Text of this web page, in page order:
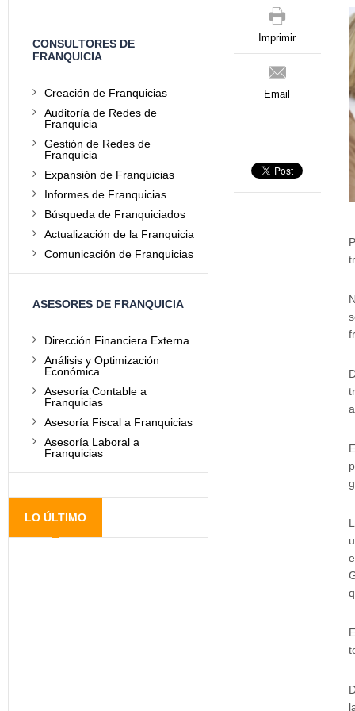
Imprimir
Email
CONSULTORES DE
FRANQUICIA
Creación de Franquicias
Auditoría de Redes de
Franquicia
Gestión de Redes de
Franquicia
Expansión de Franquicias
Informes de Franquicias
Búsqueda de Franquiciados
Actualización de la Franquicia
Comunicación de Franquicias
ASESORES DE FRANQUICIA
Dirección Financiera Externa
Análisis y Optimización
Económica
Asesoría Contable a
Franquicias
Asesoría Fiscal a Franquicias
Asesoría Laboral a
Franquicias
LO ÚLTIMO